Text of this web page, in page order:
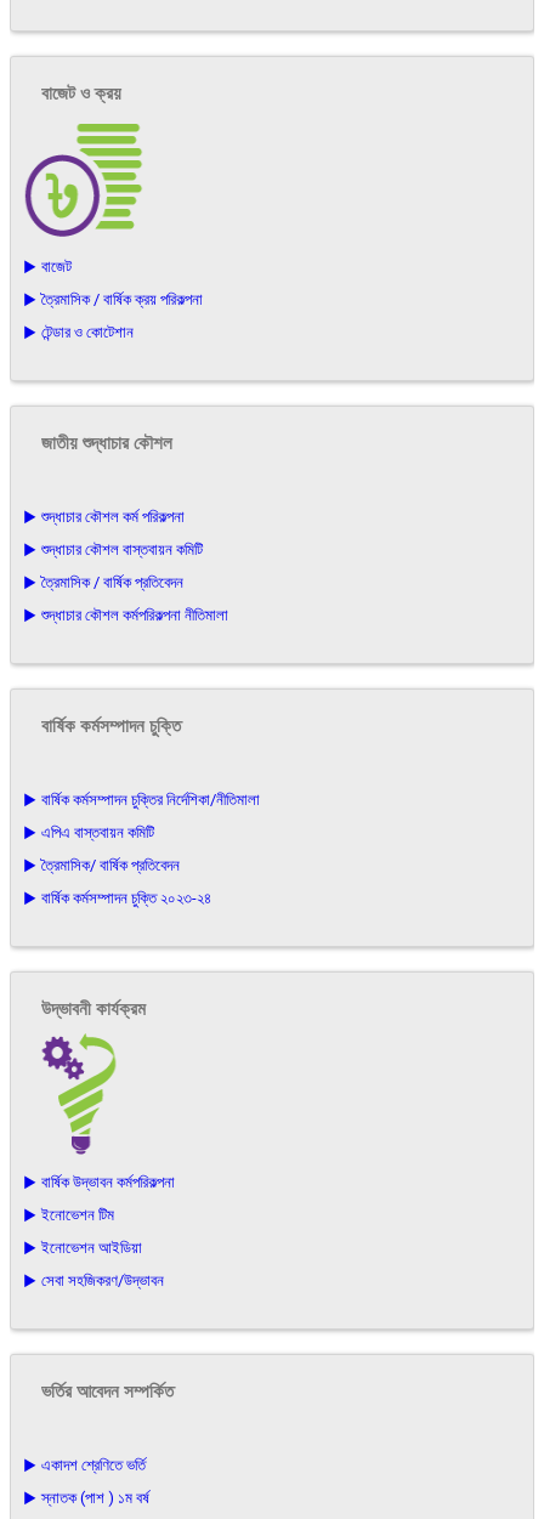
বাজেট ও ক্রয়
▶ বাজেট
▶ ত্রৈমাসিক / বার্ষিক ক্রয় পরিকল্পনা
▶ টেন্ডার ও কোটেশান
জাতীয় শুদ্ধাচার কৌশল
▶ শুদ্ধাচার কৌশল কর্ম পরিকল্পনা
▶ শুদ্ধাচার কৌশল বাস্তবায়ন কমিটি
▶ ত্রৈমাসিক / বার্ষিক প্রতিবেদন
▶ শুদ্ধাচার কৌশল কর্মপরিকল্পনা নীতিমালা
বার্ষিক কর্মসম্পাদন চুক্তি
▶ বার্ষিক কর্মসম্পাদন চুক্তির নির্দেশিকা/নীতিমালা
▶ এপিএ বাস্তবায়ন কমিটি
▶ ত্রৈমাসিক/ বার্ষিক প্রতিবেদন
▶ বার্ষিক কর্মসম্পাদন চুক্তি ২০২৩-২৪
উদ্ভাবনী কার্যক্রম
▶ বার্ষিক উদ্ভাবন কর্মপরিকল্পনা
▶ ইনোভেশন টিম
▶ ইনোভেশন আইডিয়া
▶ সেবা সহজিকরণ/উদ্ভাবন
ভর্তির আবেদন সম্পর্কিত
▶ একাদশ শ্রেণিতে ভর্তি
▶ স্নাতক (পাশ ) ১ম বর্ষ